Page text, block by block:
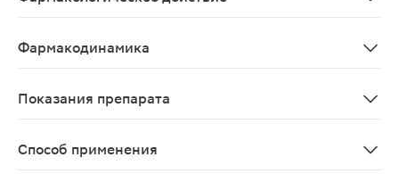
Фармакодинамика
Показания препарата
Способ применения